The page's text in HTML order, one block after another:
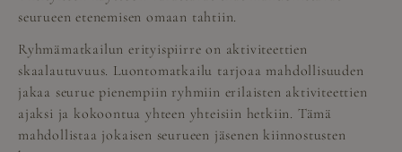
seurueen etenemisen omaan tahtiin.
Ryhmämatkailun erityispiirre on aktiviteettien
skaalautuvuus. Luontomatkailu tarjoaa mahdollisuuden
jakaa seurue pienempiin ryhmiin erilaisten aktiviteettien
ajaksi ja kokoontua yhteen yhteisiin hetkiin. Tämä
mahdollistaa jokaisen seurueen jäsenen kiinnostusten